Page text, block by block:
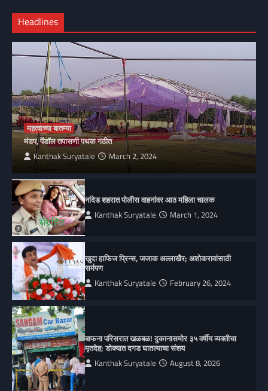
Headlines
महत्वाच्या बातम्या
मंडप, पेंडॉल तपासणी पथक गठीत
Kanthak Suryatale March 2, 2024
नांदेड शहरात पोलीस वाहनांवर आठ महिला चालक
Kanthak Suryatale March 1, 2024
खुदा हाफिज प्रिन्स, जजाक अल्लाखैर; अशोकरावांसाठी
सर्मपण
Kanthak Suryatale February 26, 2024
बाफना परिसरात खळबळ! दुकानासमोर ३५ वर्षीय व्यक्तीचा
मृतदेह; डोक्यात दगड घातल्याचा संशय
Kanthak Suryatale August 8, 2026